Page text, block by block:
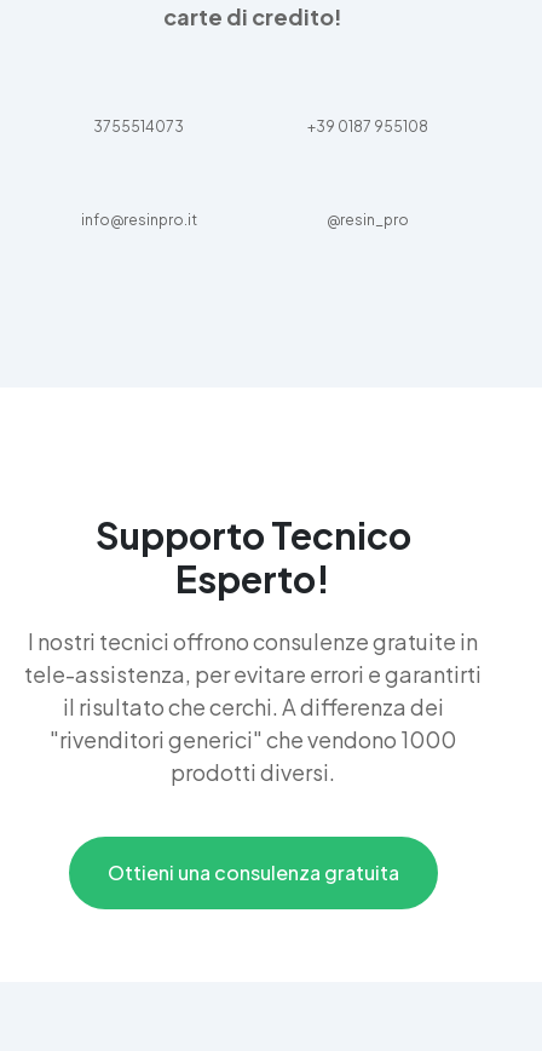
carte di credito!
3755514073 +39 0187 955108
info@resinpro.it @resin_pro
Supporto Tecnico
Esperto!
I nostri tecnici offrono consulenze gratuite in
tele-assistenza, per evitare errori e garantirti
il risultato che cerchi. A differenza dei
"rivenditori generici" che vendono 1000
prodotti diversi.
Ottieni una consulenza gratuita